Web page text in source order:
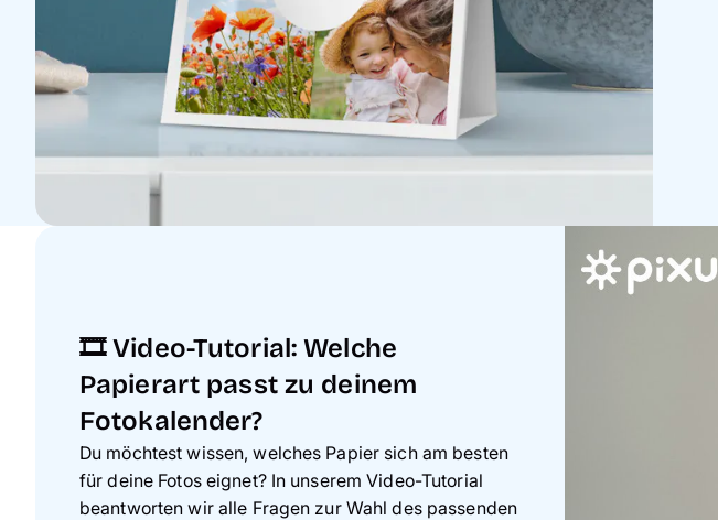
🎞️ Video-Tutorial: Welche
Papierart passt zu deinem
Fotokalender?
Du möchtest wissen, welches Papier sich am besten
für deine Fotos eignet? In unserem Video-Tutorial
beantworten wir alle Fragen zur Wahl des passenden